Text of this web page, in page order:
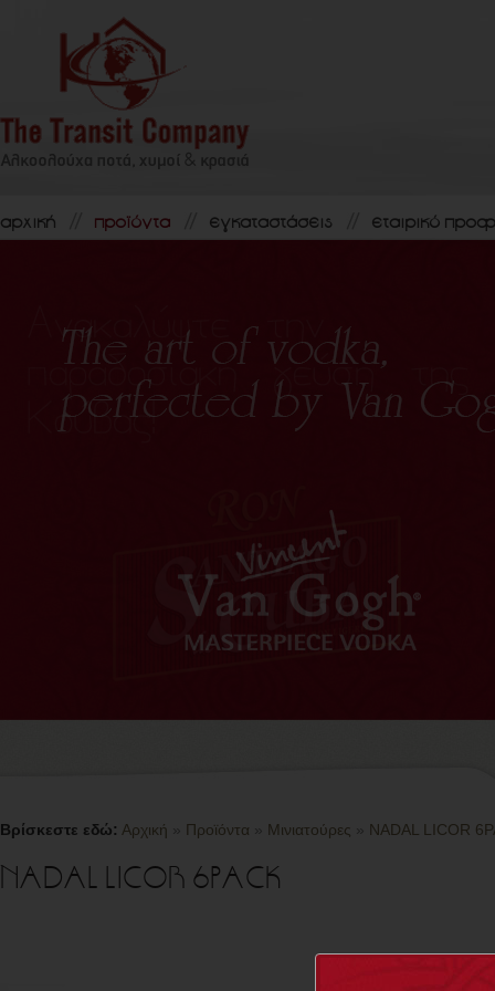
αρχική προϊόντα εγκαταστάσεις εταιρικό
Βρίσκεστε εδώ: Αρχική » Προϊόντα » Μινιατούρες » NADAL LICOR
NADAL LICOR 6PACK